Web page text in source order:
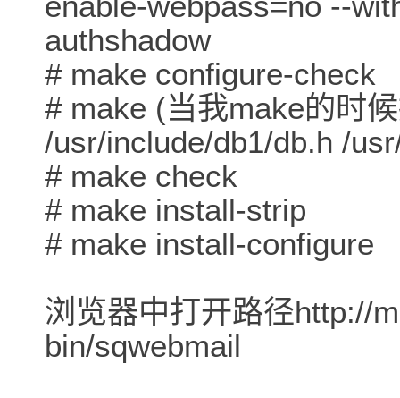
authshadow
# make configure-check
# make (当我make的时
/usr/include/db1/db.h /
# make check
# make install-strip
# make install-configure
浏览器中打开路径http://
bin/sqwebmail